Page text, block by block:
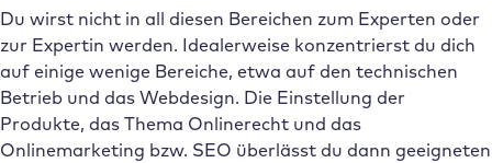
Du wirst nicht in all diesen Bereichen zum Experten oder
zur Expertin werden. Idealerweise konzentrierst du dich
auf einige wenige Bereiche, etwa auf den technischen
Betrieb und das Webdesign. Die Einstellung der
Produkte, das Thema Onlinerecht und das
Onlinemarketing bzw. SEO überlässt du dann geeigneten